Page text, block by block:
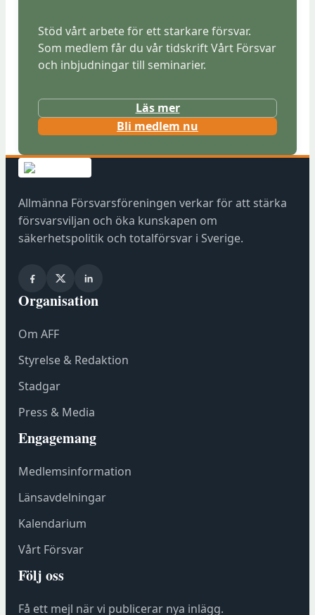
Stöd vårt arbete för ett starkare försvar.
Som medlem får du vår tidskrift Vårt Försvar
och inbjudningar till seminarier.
Läs mer
Bli medlem nu
p
n
s
i
Allmänna Försvarsföreningen verkar för att stärka
försvarsviljan och öka kunskapen om
säkerhetspolitik och totalförsvar i Sverige.
Organisation
Om AFF
Styrelse & Redaktion
Stadgar
Press & Media
Engagemang
Medlemsinformation
Länsavdelningar
Kalendarium
Vårt Försvar
Följ oss
Få ett mejl när vi publicerar nya inlägg.